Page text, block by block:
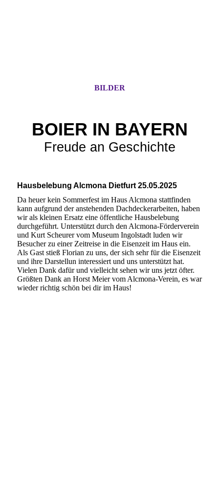
BILDER
BOIER IN BAYERN
Freude an Geschichte
Hausbelebung Alcmona Dietfurt 25.05.2025
Da heuer kein Sommerfest im Haus Alcmona stattfinden
kann aufgrund der anstehenden Dachdeckerarbeiten, haben
wir als kleinen Ersatz eine öffentliche Hausbelebung
durchgeführt. Unterstützt durch den Alcmona-Förderverein
und Kurt Scheurer vom Museum Ingolstadt luden wir
Besucher zu einer Zeitreise in die Eisenzeit im Haus ein.
Als Gast stieß Florian zu uns, der sich sehr für die Eisenzeit
und ihre Darstellun interessiert und uns unterstützt hat.
Vielen Dank dafür und vielleicht sehen wir uns jetzt öfter.
Größten Dank an Horst Meier vom Alcmona-Verein, es war
wieder richtig schön bei dir im Haus!